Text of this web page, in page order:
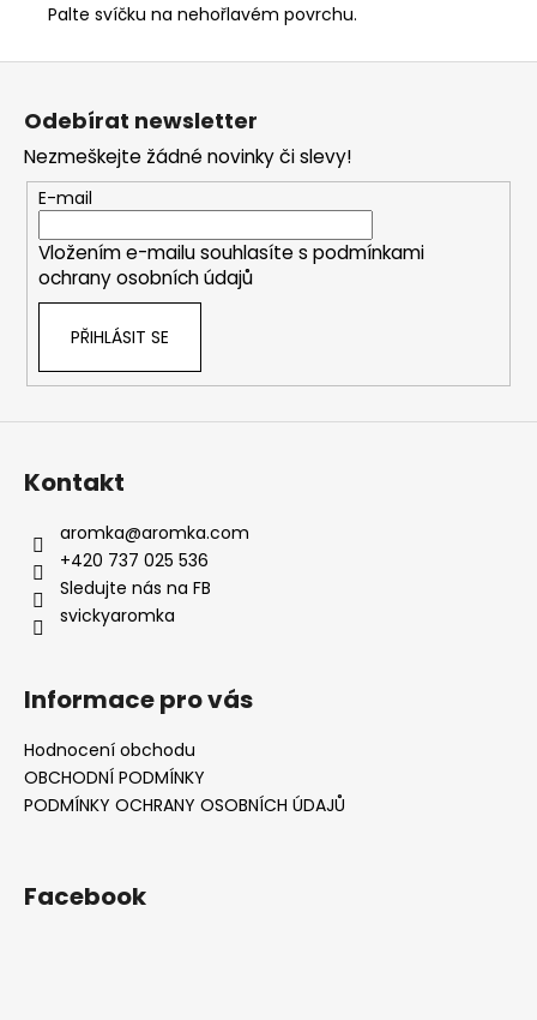
Palte svíčku na nehořlavém povrchu.
Z
Odebírat newsletter
Nezmeškejte žádné novinky či slevy!
E-mail
Vložením e-mailu souhlasíte s podmínkami
ochrany osobních údajů
PŘIHLÁSIT SE
Kontakt
aromka@aromka.com
+420 737 025 536
Sledujte nás na FB
svickyaromka
Informace pro vás
Hodnocení obchodu
OBCHODNÍ PODMÍNKY
PODMÍNKY OCHRANY OSOBNÍCH ÚDAJŮ
Facebook